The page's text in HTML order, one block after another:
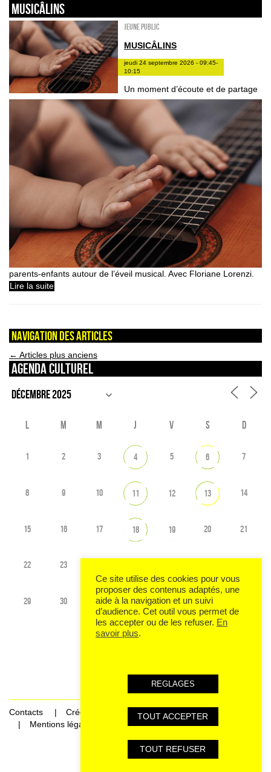
Musicâlins
Jeune public
MUSICÂLINS
jeudi 24 septembre 2026 - 09:45-
10:15
Un moment d’écoute et de partage
parents-enfants autour de l’éveil musical. Avec Floriane Lorenzi.
Lire la suite
Navigation des articles
← Articles plus anciens
Agenda culturel
L M M J V S D
1 2 3 4 5 6 7
8 9 10 11 12 13 14
15 16 17 18 19 20 21
22 23
29 30 31 1 2 3
Contacts
Crédits
Mentions légales et données personnelles
Ce site utilise des cookies pour vous
proposer des contenus adaptés, une
aide à la navigation et un suivi
d’audience. Cet outil vous permet de
les accepter ou de les refuser. En
savoir plus.
REGLAGES
TOUT ACCEPTER
TOUT REFUSER